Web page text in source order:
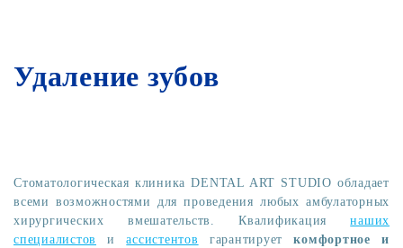
Удаление зубов
Стоматологическая клиника DENTAL ART STUDIO обладает
всеми возможностями для проведения любых амбулаторных
хирургических вмешательств. Квалификациянаших
специалистов
иассистентов гарантируеткомфортное и